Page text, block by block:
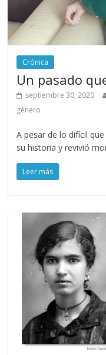
Crónica
Un pasado
septiembre 30, 2020
género
A pesar de lo difícil
su historia y revivió
Leer más